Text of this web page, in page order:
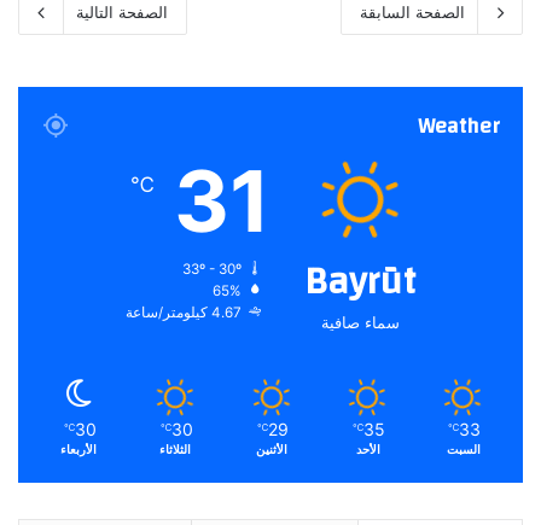
الصفحة السابقة الصفحة التالية
Weather
Bayrūt
سماء صافية
31
℃
65%
4.67 كيلومتر/ساعة
33
℃
السبت
35
℃
الأحد
29
℃
الأثنين
30
℃
الثلاثاء
30
℃
الأربعاء